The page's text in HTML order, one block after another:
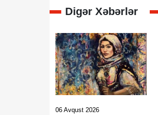
Digər Xəbərlər
06 Avqust 2026